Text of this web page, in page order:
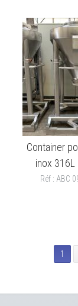
Container
inox 316L
Réf : ABC
1